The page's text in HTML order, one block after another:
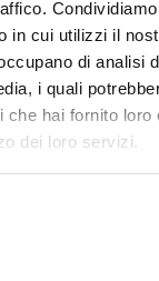
in cui utilizzi il
di analisi
i quali
che hai fornito loro
dei loro servizi.
Pelle